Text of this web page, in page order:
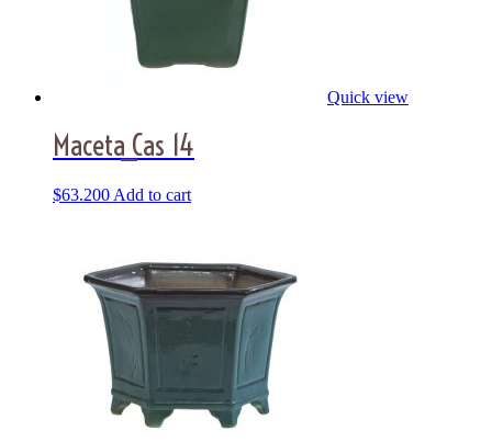
Quick view
Maceta_Cas 14
$63.200 Add to cart